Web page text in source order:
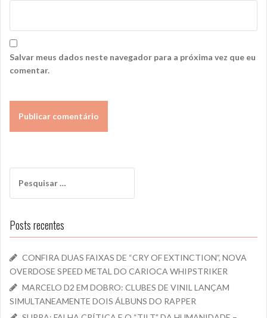
Salvar meus dados neste navegador para a próxima vez que eu
comentar.
por:
Posts recentes
CONFIRA DUAS FAIXAS DE “CRY OF EXTINCTION”, NOVA
OVERDOSE SPEED METAL DO CARIOCA WHIPSTRIKER
MARCELO D2 EM DOBRO: CLUBES DE VINIL LANÇAM
SIMULTANEAMENTE DOIS ÁLBUNS DO RAPPER